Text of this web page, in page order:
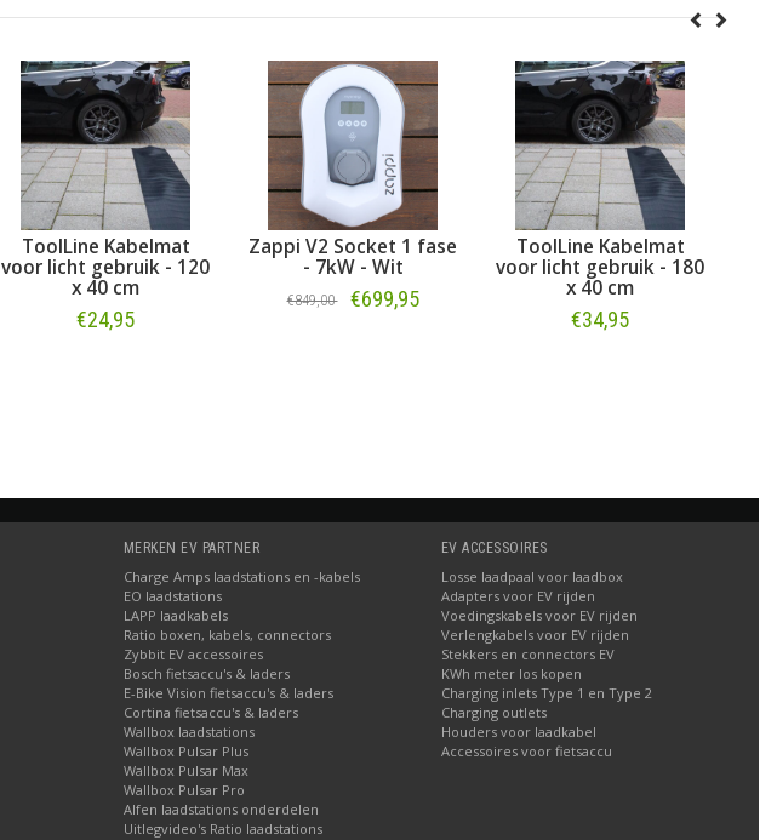
ToolLine Kabelmat
voor licht gebruik - 120
x 40 cm
€24,95
Zappi V2 Socket 1 fase
- 7kW - Wit
€849,00 €699,95
ToolLine Kabelmat
voor licht gebruik - 180
x 40 cm
€34,95
MERKEN EV PARTNER
Charge Amps laadstations en -kabels
EO laadstations
LAPP laadkabels
Ratio boxen, kabels, connectors
Zybbit EV accessoires
Bosch fietsaccu's & laders
E-Bike Vision fietsaccu's & laders
Cortina fietsaccu's & laders
Wallbox laadstations
Wallbox Pulsar Plus
Wallbox Pulsar Max
Wallbox Pulsar Pro
Alfen laadstations onderdelen
Uitlegvideo's Ratio laadstations
EV ACCESSOIRES
Losse laadpaal voor laadbox
Adapters voor EV rijden
Voedingskabels voor EV rijden
Verlengkabels voor EV rijden
Stekkers en connectors EV
KWh meter los kopen
Charging inlets Type 1 en Type 2
Charging outlets
Houders voor laadkabel
Accessoires voor fietsaccu